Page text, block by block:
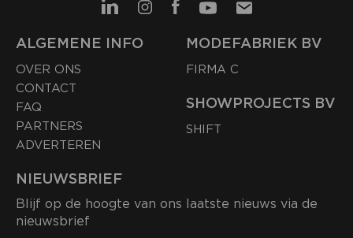
ALGEMENE INFO
OVER ONS
CONTACT
FAQ
PARTNERS
ADVERTEREN
MODEFABRIEK BV
FIRMA C
SHOWPROJECTS BV
SHIFT
NIEUWSBRIEF
Blijf op de hoogte van ons laatste nieuws via de
nieuwsbrief